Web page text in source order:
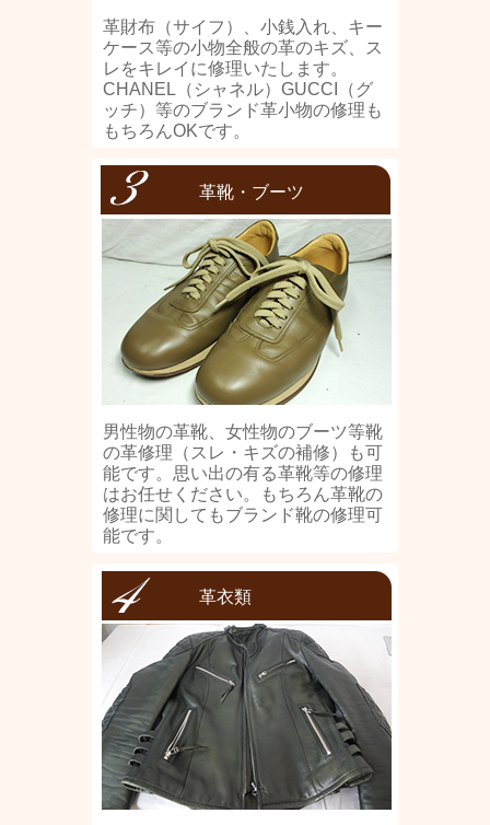
革財布（サイフ）、小銭入れ、キー
ケース等の小物全般の革のキズ、ス
レをキレイに修理いたします。
CHANEL（シャネル）GUCCI（グ
ッチ）等のブランド革小物の修理も
もちろんOKです。
革靴・ブーツ
男性物の革靴、女性物のブーツ等靴
の革修理（スレ・キズの補修）も可
能です。思い出の有る革靴等の修理
はお任せください。もちろん革靴の
修理に関してもブランド靴の修理可
能です。
革衣類